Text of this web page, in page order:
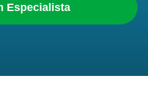
Especialista